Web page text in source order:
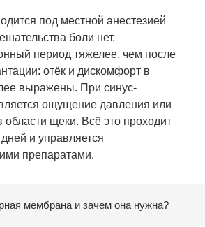
под местной анестезией
боли нет.
период тяжелее, чем после
отёк и дискомфорт в
выражены. При синус-
ощущение давления или
области щеки. Всё это проходит
и управляется
препаратами.
мембрана и зачем она нужна?